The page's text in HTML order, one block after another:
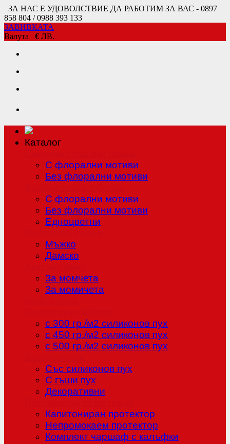
ЗА НАС Е УДОВОЛСТВИЕ ДА РАБОТИМ ЗА ВАС - 0897
858 804 / 0988 393 133
ЗАВИВКАТА
Валута € ЛВ.
Каталог
С флорални мотиви
Без флорални мотиви
С флорални мотиви
Без флорални мотиви
Едноцветни
Мъжко
Дамско
За момчета
За момичета
с 300 гр./м2 силиконов пух
с 450 гр./м2 силиконов пух
с 500 гр./м2 силиконов пух
Със силиконов пух
С гъши пух
Декоративни
Капитониран протектор
Непромокаем протектор
Комплект чаршаф с калъфки